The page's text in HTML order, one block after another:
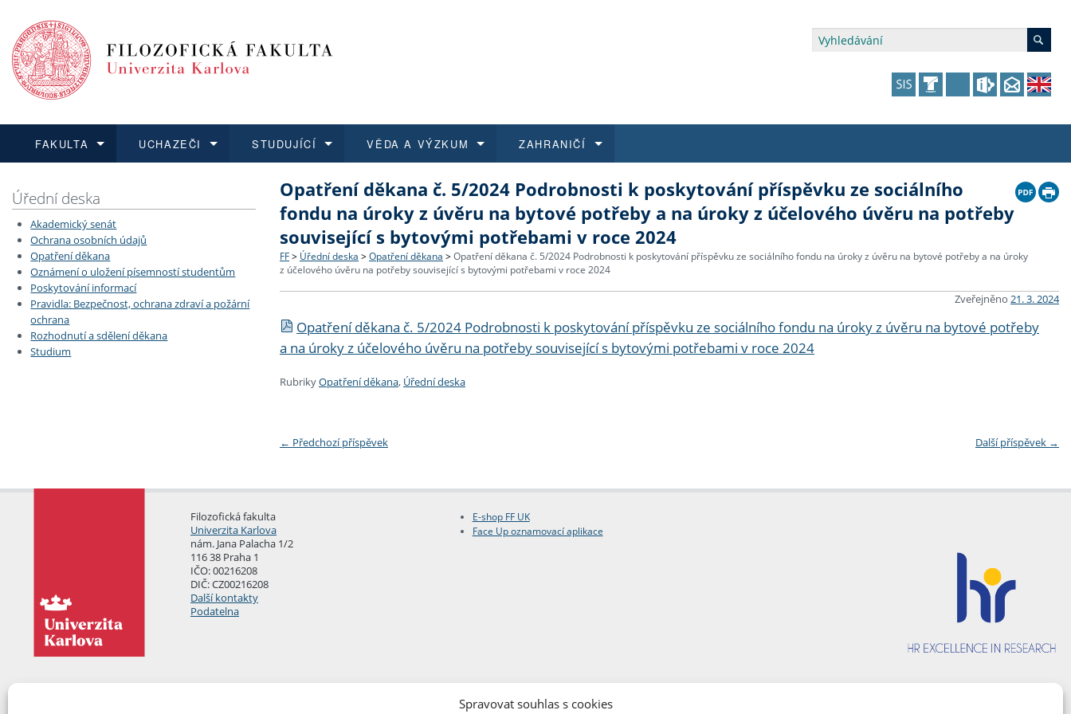
Spravovat souhlas s cookies
FAKULTA
Dozvědět se více
Struktura a historie
Strategie a další dokumenty
Podpora a benefity pro zaměstnance
Fakultní školy FF UK
Pro média a veřejnost
Vydavatelství FF UK
UCHAZEČI
Podat přihlášku
Co studovat a jak se přihlásit
Učitelské studijní programy
Informace k průběhu přijímacího řízení
Kurzy dalšího vzdělávání
STUDUJÍCÍ
Dozvědět se více
Bakalářské a magisterské studium
Doktorské studium
Rigorózní řízení
Kurzy dalšího vzdělávání
VĚDA A VÝZKUM
Dozvědět se více
O vědě a výzkumu na FF UK
Akademické kvalifikace
Granty a projekty
Transfer & Impact Office
ZAHRANIČÍ
Dozvědět se více
Aktuální nabídky a výběrová řízení
Vyjíždějící studenti
Přijíždějící studenti
Přijíždějící zaměstnanci
Úřední deska
Akademický senát
Ochrana osobních údajů
Opatření děkana
Oznámení o uložení písemností studentům
Poskytování informací
Pravidla: Bezpečnost, ochrana zdraví a požární
ochrana
Rozhodnutí a sdělení děkana
Studium
Opatření děkana č. 5/2024 Podrobnosti k poskytování příspěvku ze sociálního
fondu na úroky z úvěru na bytové potřeby a na úroky z účelového úvěru na potřeby
související s bytovými potřebami v roce 2024
FF > Úřední deska > Opatření děkana > Opatření děkana č. 5/2024 Podrobnosti k poskytování příspěvku ze sociálního fondu na úroky z úvěru na bytové potřeby a na úroky
z účelového úvěru na potřeby související s bytovými potřebami v roce 2024
Zveřejněno 21. 3. 2024
Opatření děkana č. 5/2024 Podrobnosti k poskytování příspěvku ze sociálního fondu na úroky z úvěru na bytové potřeby
a na úroky z účelového úvěru na potřeby související s bytovými potřebami v roce 2024
RubrikyOpatření děkana, Úřední deska
← Předchozí příspěvek Další příspěvek →
Filozofická fakulta
Univerzita Karlova
nám. Jana Palacha 1/2
116 38 Praha 1
IČO: 00216208
DIČ: CZ00216208
Další kontakty
Podatelna
E-shop FF UK
Face Up oznamovací aplikace
Copyright © FF UK 2026 Design: